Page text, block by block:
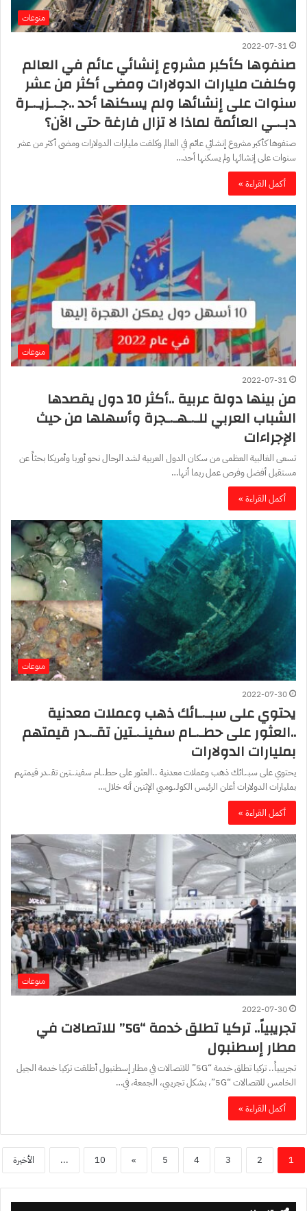
منوعات
2022-07-31
صنفوها كأكبر مشروع إنشائي عائم في العالم
وكلفت مليارات الدولارات ومضى أكثر من عشر
سنوات على إنشائها ولم يسكنها أحد ..جـ.ـزيـ.ـرة
دبـ.ـي العائمة لماذا لا تزال فارغة حتى الآن؟
صنفوها كأكبر مشروع إنشائي عائم في العالم وكلفت مليارات الدولارات ومضى أكثر من عشر
سنوات على إنشائها ولم يسكنها أحد…
أكمل القراءة »
منوعات
2022-07-31
من بينها دولة عربية ..أكثر 10 دول يقصدها
الشباب العربي للـ.ـهـ.ـجرة وأسهلها من حيث
الإجراءات
تسعى الغالبية العظمى من سكان الدول العربية لشد الرحال نحو أوربا وأمريكا بحثاً عن
مستقبل أفضل وفرص عمل ربما أنها…
أكمل القراءة »
منوعات
2022-07-30
يحتوي على سبـ.ـائك ذهب وعملات معدنية
..العثور على حطـ.ـام سفينـ.ـتين تقـ.ـدر قيمتهم
بمليارات الدولارات
يحتوي على سبـ.ـائك ذهب وعملات معدنية ..العثور على حطـ.ـام سفينـ.ـتين تقـ.ـدر قيمتهم
بمليارات الدولارات أعلن الرئيس الكولـ.ـومبي الإثنين أنه خلال…
أكمل القراءة »
منوعات
2022-07-30
تجريبياً.. تركيا تطلق خدمة “5G” للاتصالات في
مطار إسطنبول
تجريبياً.. تركيا تطلق خدمة “5G” للاتصالات في مطار إسطنبول أطلقت تركيا خدمة الجيل
الخامس للاتصالات “5G”، بشكل تجريبي، الجمعة، في…
أكمل القراءة »
1
2
3
4
5
»
10
... الأخيرة